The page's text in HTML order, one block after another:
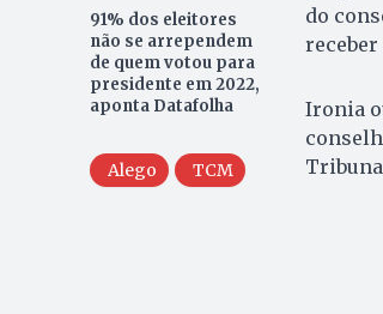
91% dos eleitores
não se arrependem
de quem votou para
presidente em 2022,
aponta Datafolha
Alego TCM
do
receber
Ironia